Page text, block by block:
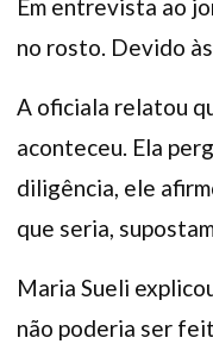
Em entrevista ao
no rosto. Devido
A oficiala relatou
aconteceu. Ela
diligência, ele
que seria,
Maria Sueli
não poderia ser